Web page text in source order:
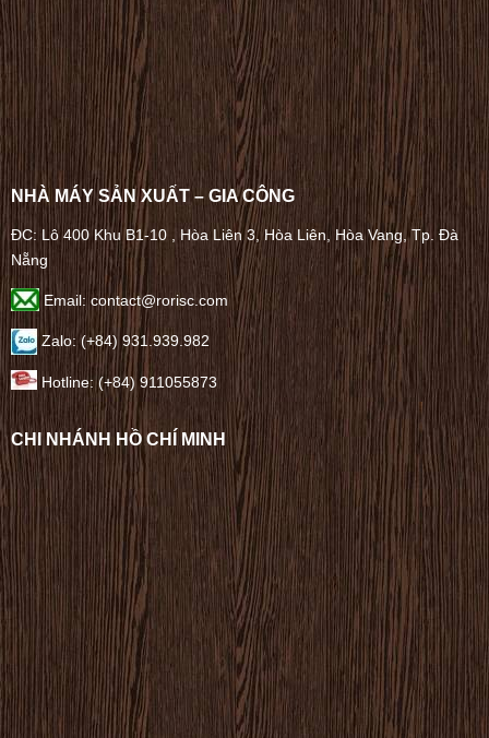
NHÀ MÁY SẢN XUẤT – GIA CÔNG
ĐC: Lô 400 Khu B1-10 , Hòa Liên 3, Hòa Liên, Hòa Vang, Tp. Đà
Nẵng
Email: contact@rorisc.com
Zalo: (+84) 931.939.982
Hotline: (+84) 911055873
CHI NHÁNH HỒ CHÍ MINH